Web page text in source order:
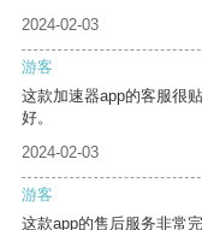
2024-02-03
游客
这款加速器app的客服很
好。
2024-02-03
游客
这款app的售后服务非常